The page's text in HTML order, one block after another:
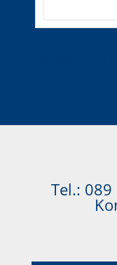
Tel.: 089